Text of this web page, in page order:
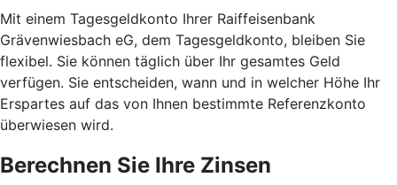
Mit einem Tagesgeldkonto Ihrer Raiffeisenbank
Grävenwiesbach eG, dem Tagesgeldkonto, bleiben Sie
flexibel. Sie können täglich über Ihr gesamtes Geld
verfügen. Sie entscheiden, wann und in welcher Höhe Ihr
Erspartes auf das von Ihnen bestimmte Referenzkonto
überwiesen wird.
Berechnen Sie Ihre Zinsen